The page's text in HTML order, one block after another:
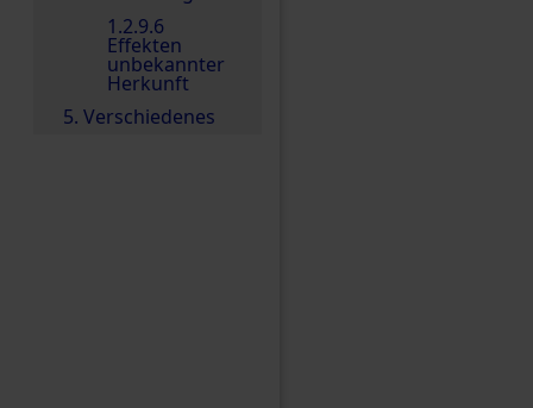
1.2.9.6
Effekten
unbekannter
Herkunft
5. Verschiedenes